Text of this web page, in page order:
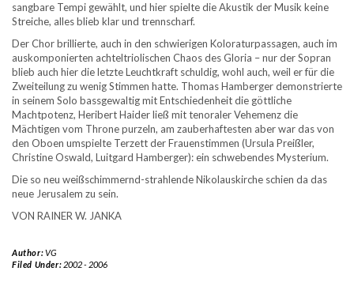
sangbare Tempi gewählt, und hier spielte die Akustik der Musik keine
Streiche, alles blieb klar und trennscharf.
Der Chor brillierte, auch in den schwierigen Koloraturpassagen, auch im
auskomponierten achteltriolischen Chaos des Gloria – nur der Sopran
blieb auch hier die letzte Leuchtkraft schuldig, wohl auch, weil er für die
Zweiteilung zu wenig Stimmen hatte. Thomas Hamberger demonstrierte
in seinem Solo bassgewaltig mit Entschiedenheit die göttliche
Machtpotenz, Heribert Haider ließ mit tenoraler Vehemenz die
Mächtigen vom Throne purzeln, am zauberhaftesten aber war das von
den Oboen umspielte Terzett der Frauenstimmen (Ursula Preißler,
Christine Oswald, Luitgard Hamberger): ein schwebendes Mysterium.
Die so neu weißschimmernd-strahlende Nikolauskirche schien da das
neue Jerusalem zu sein.
VON RAINER W. JANKA
Author:VG
Filed Under: 2002 - 2006